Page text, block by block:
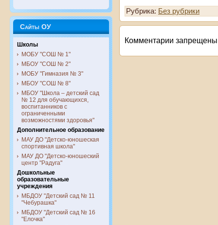
Сайты ОУ
Школы
МОБУ "СОШ № 1"
МБОУ "СОШ № 2"
МОБУ "Гимназия № 3"
МБОУ "СОШ № 8"
МБОУ "Школа – детский сад
№ 12 для обучающихся,
воспитанников с
ограниченными
возможностями здоровья"
Дополнительное образование
МАУ ДО "Детско-юношеская
спортивная школа"
МАУ ДО "Детско-юношеский
центр "Радуга"
Дошкольные
образовательные
учреждения
МБДОУ "Детский сад № 11
"Чебурашка"
МБДОУ "Детский сад № 16
"Елочка"
Рубрика: Без рубрики
Комментарии